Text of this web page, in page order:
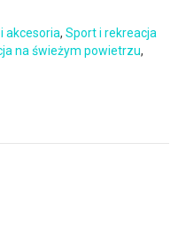
akcesoria, Sport i rekreacja
na świeżym powietrzu,